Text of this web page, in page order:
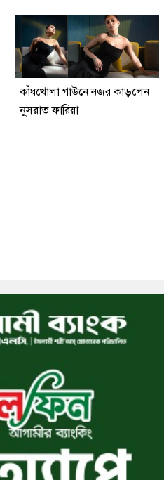
কাঁধখোলা গাউনে নজর কাড়লেন
নুসরাত ফারিয়া